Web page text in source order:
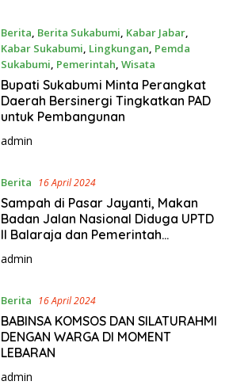
Berita, Berita Sukabumi, Kabar Jabar,
Kabar Sukabumi, Lingkungan, Pemda
Sukabumi, Pemerintah, Wisata
16 April 2024
Bupati Sukabumi Minta Perangkat
Daerah Bersinergi Tingkatkan PAD
untuk Pembangunan
admin
Berita 16 April 2024
Sampah di Pasar Jayanti, Makan
Badan Jalan Nasional Diduga UPTD
II Balaraja dan Pemerintah
Kecamatan Jayanti Tutup Mata
admin
Berita 16 April 2024
BABINSA KOMSOS DAN SILATURAHMI
DENGAN WARGA DI MOMENT
LEBARAN
admin